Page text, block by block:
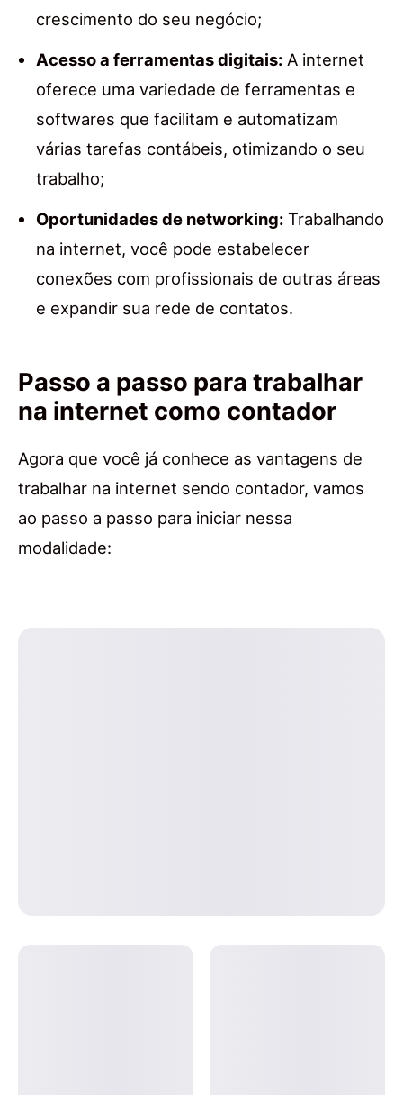
crescimento do seu negócio;
Acesso a ferramentas digitais: A internet
oferece uma variedade de ferramentas e
softwares que facilitam e automatizam
várias tarefas contábeis, otimizando o seu
trabalho;
Oportunidades de networking: Trabalhando
na internet, você pode estabelecer
conexões com profissionais de outras áreas
e expandir sua rede de contatos.
Passo a passo para trabalhar
na internet como contador
Agora que você já conhece as vantagens de
trabalhar na internet sendo contador, vamos
ao passo a passo para iniciar nessa
modalidade: